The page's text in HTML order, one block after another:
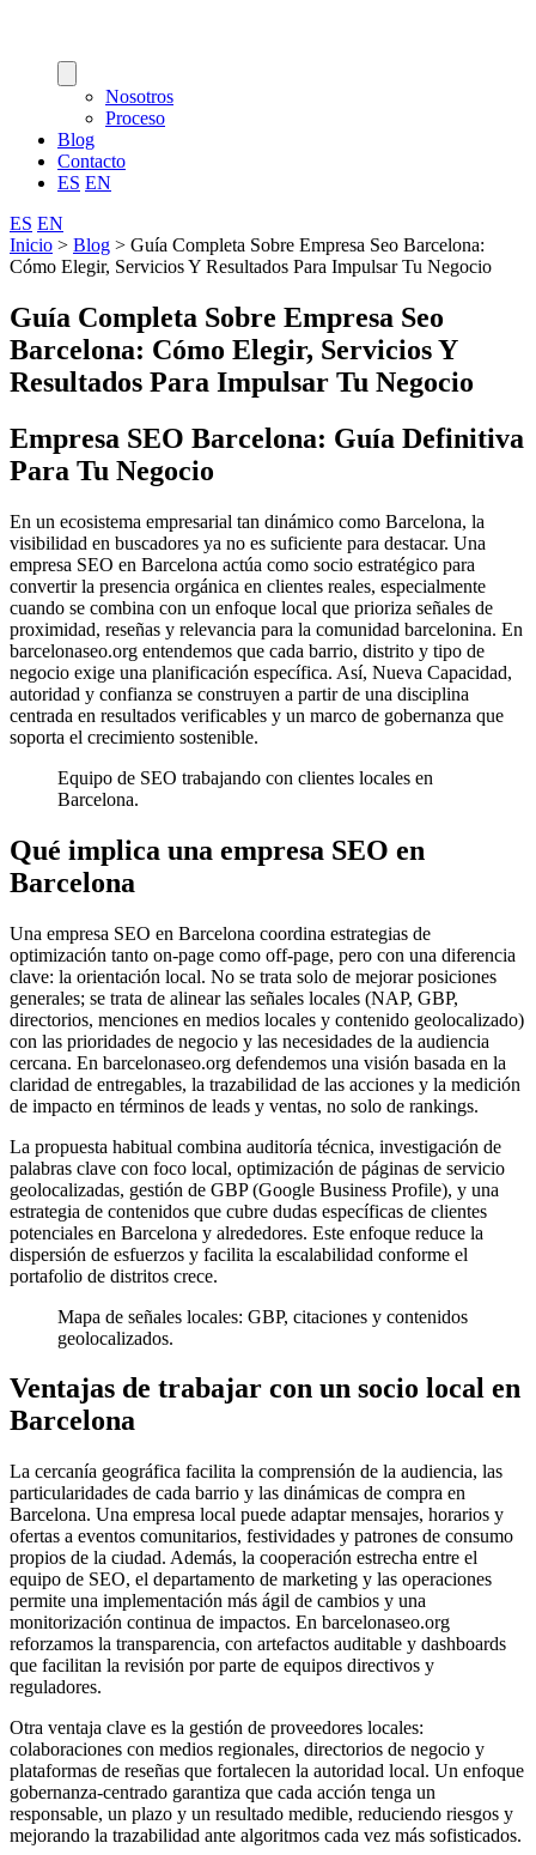
Nosotros
Proceso
Blog
Contacto
ES EN
ES EN
Inicio > Blog > Guía Completa Sobre Empresa Seo Barcelona:
Cómo Elegir, Servicios Y Resultados Para Impulsar Tu Negocio
Guía Completa Sobre Empresa Seo
Barcelona: Cómo Elegir, Servicios Y
Resultados Para Impulsar Tu Negocio
Empresa SEO Barcelona: Guía Definitiva
Para Tu Negocio
En un ecosistema empresarial tan dinámico como Barcelona, la
visibilidad en buscadores ya no es suficiente para destacar. Una
empresa SEO en Barcelona actúa como socio estratégico para
convertir la presencia orgánica en clientes reales, especialmente
cuando se combina con un enfoque local que prioriza señales de
proximidad, reseñas y relevancia para la comunidad barcelonina. En
barcelonaseo.org entendemos que cada barrio, distrito y tipo de
negocio exige una planificación específica. Así, Nueva Capacidad,
autoridad y confianza se construyen a partir de una disciplina
centrada en resultados verificables y un marco de gobernanza que
soporta el crecimiento sostenible.
Equipo de SEO trabajando con clientes locales en
Barcelona.
Qué implica una empresa SEO en
Barcelona
Una empresa SEO en Barcelona coordina estrategias de
optimización tanto on-page como off-page, pero con una diferencia
clave: la orientación local. No se trata solo de mejorar posiciones
generales; se trata de alinear las señales locales (NAP, GBP,
directorios, menciones en medios locales y contenido geolocalizado)
con las prioridades de negocio y las necesidades de la audiencia
cercana. En barcelonaseo.org defendemos una visión basada en la
claridad de entregables, la trazabilidad de las acciones y la medición
de impacto en términos de leads y ventas, no solo de rankings.
La propuesta habitual combina auditoría técnica, investigación de
palabras clave con foco local, optimización de páginas de servicio
geolocalizadas, gestión de GBP (Google Business Profile), y una
estrategia de contenidos que cubre dudas específicas de clientes
potenciales en Barcelona y alrededores. Este enfoque reduce la
dispersión de esfuerzos y facilita la escalabilidad conforme el
portafolio de distritos crece.
Mapa de señales locales: GBP, citaciones y contenidos
geolocalizados.
Ventajas de trabajar con un socio local en
Barcelona
La cercanía geográfica facilita la comprensión de la audiencia, las
particularidades de cada barrio y las dinámicas de compra en
Barcelona. Una empresa local puede adaptar mensajes, horarios y
ofertas a eventos comunitarios, festividades y patrones de consumo
propios de la ciudad. Además, la cooperación estrecha entre el
equipo de SEO, el departamento de marketing y las operaciones
permite una implementación más ágil de cambios y una
monitorización continua de impactos. En barcelonaseo.org
reforzamos la transparencia, con artefactos auditable y dashboards
que facilitan la revisión por parte de equipos directivos y
reguladores.
Otra ventaja clave es la gestión de proveedores locales:
colaboraciones con medios regionales, directorios de negocio y
plataformas de reseñas que fortalecen la autoridad local. Un enfoque
gobernanza-centrado garantiza que cada acción tenga un
responsable, un plazo y un resultado medible, reduciendo riesgos y
mejorando la trazabilidad ante algoritmos cada vez más sofisticados.